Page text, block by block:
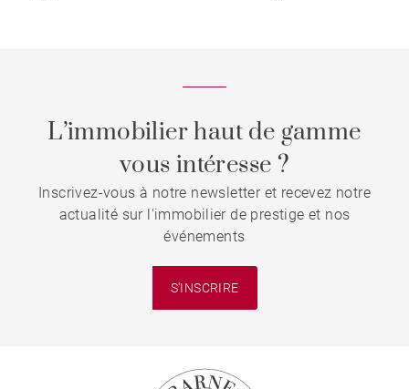
L’immobilier haut de gamme
vous intéresse ?
Inscrivez-vous à notre newsletter et recevez notre
actualité sur l'immobilier de prestige et nos
événements
S'INSCRIRE